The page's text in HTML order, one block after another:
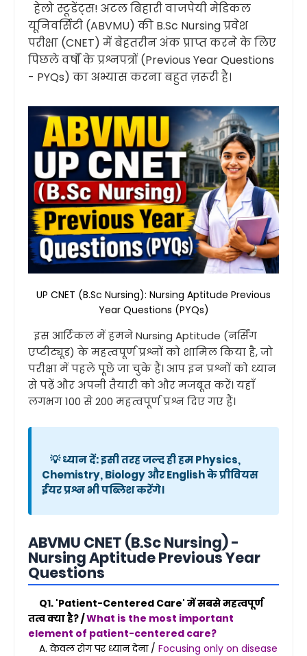
हेलो स्टूडेंट्स! अटल बिहारी वाजपेयी मेडिकल
यूनिवर्सिटी (ABVMU) की B.Sc Nursing प्रवेश
परीक्षा (CNET) में बेहतरीन अंक प्राप्त करने के लिए
पिछले वर्षों के प्रश्नपत्रों (Previous Year Questions
- PYQs) का अभ्यास करना बहुत ज़रूरी है।
UP CNET (B.Sc Nursing): Nursing Aptitude Previous
Year Questions (PYQs)
इस आर्टिकल में हमने Nursing Aptitude (नर्सिंग
एप्टीट्यूड) के महत्वपूर्ण प्रश्नों को शामिल किया है, जो
परीक्षा में पहले पूछे जा चुके हैं। आप इन प्रश्नों को ध्यान
से पढ़ें और अपनी तैयारी को और मजबूत करें। यहाँ
लगभग 100 से 200 महत्वपूर्ण प्रश्न दिए गए हैं।
💡 ध्यान दें: इसी तरह जल्द ही हम Physics,
Chemistry, Biology और English के प्रीवियस
ईयर प्रश्न भी पब्लिश करेंगे।
ABVMU CNET (B.Sc Nursing) -
Nursing Aptitude Previous Year
Questions
Q1. 'Patient-Centered Care' में सबसे महत्वपूर्ण
तत्व क्या है? /What is the most important
element of patient-centered care?
A. केवल रोग पर ध्यान देना / Focusing only on disease